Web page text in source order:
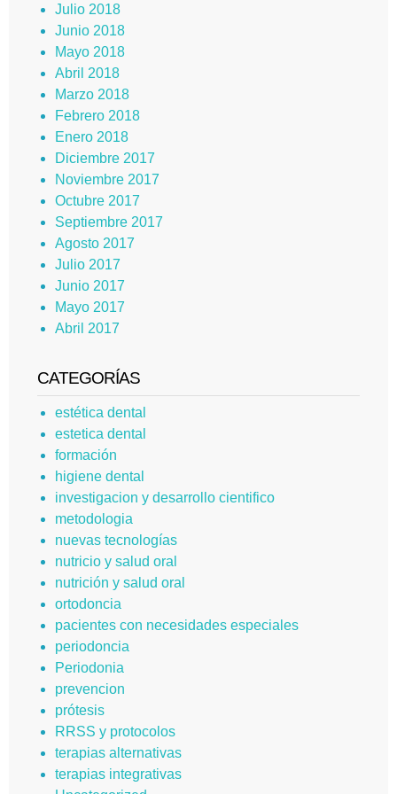
Julio 2018
Junio 2018
Mayo 2018
Abril 2018
Marzo 2018
Febrero 2018
Enero 2018
Diciembre 2017
Noviembre 2017
Octubre 2017
Septiembre 2017
Agosto 2017
Julio 2017
Junio 2017
Mayo 2017
Abril 2017
CATEGORÍAS
estética dental
estetica dental
formación
higiene dental
investigacion y desarrollo cientifico
metodologia
nuevas tecnologías
nutricio y salud oral
nutrición y salud oral
ortodoncia
pacientes con necesidades especiales
periodoncia
Periodonia
prevencion
prótesis
RRSS y protocolos
terapias alternativas
terapias integrativas